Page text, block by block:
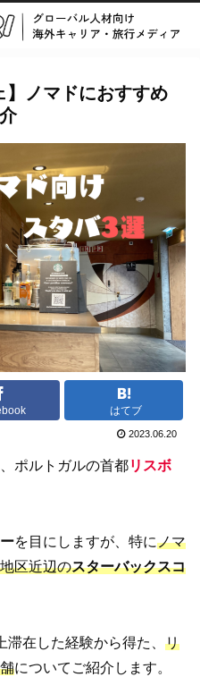
】ノマドにおすすめ
はてブ
2023.06.20
ポルトガルの首都リスボ
を目にしますが、特にノマ
区近辺のスターバックスコ
在した経験から得た、 リ
についてご紹介します。